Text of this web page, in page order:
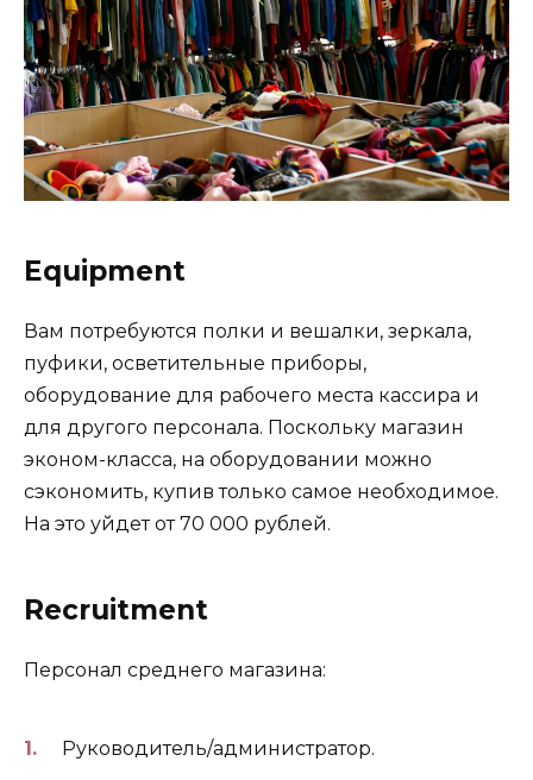
Equipment
Вам потребуются полки и вешалки, зеркала,
пуфики, осветительные приборы,
оборудование для рабочего места кассира и
для другого персонала. Поскольку магазин
эконом-класса, на оборудовании можно
сэкономить, купив только самое необходимое.
На это уйдет от 70 000 рублей.
Recruitment
Персонал среднего магазина:
Руководитель/администратор.